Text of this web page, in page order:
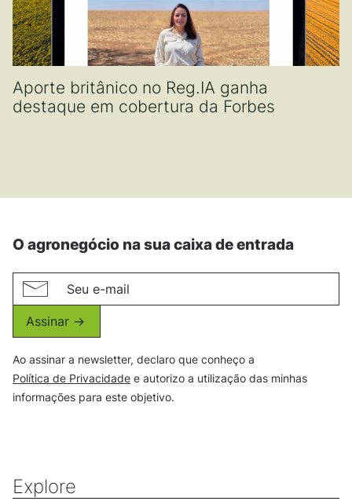
Aporte britânico no Reg.IA ganha
destaque em cobertura da Forbes
Explore
O agronegócio na sua caixa de entrada
Assinar ->
Ao assinar a newsletter, declaro que conheço a
Política de Privacidade e autorizo a utilização das minhas
informações para este objetivo.